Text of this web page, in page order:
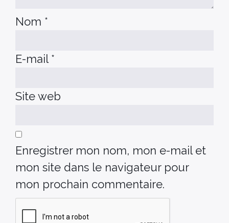
Nom *
E-mail *
Site web
Enregistrer mon nom, mon e-mail et
mon site dans le navigateur pour
mon prochain commentaire.